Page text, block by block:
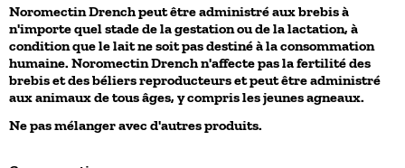
Noromectin Drench peut être administré aux brebis à
n'importe quel stade de la gestation ou de la lactation, à
condition que le lait ne soit pas destiné à la consommation
humaine. Noromectin Drench n'affecte pas la fertilité des
brebis et des béliers reproducteurs et peut être administré
aux animaux de tous âges, y compris les jeunes agneaux.
Ne pas mélanger avec d'autres produits.